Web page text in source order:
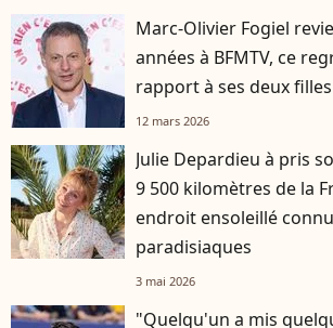
Marc-Olivier Fogiel
années à BFMTV, ce
rapport à ses deux
12 mars 2026
Julie Depardieu à pris
9 500 kilomètres de la
endroit ensoleillé
paradisiaques
3 mai 2026
"Quelqu'un a mis